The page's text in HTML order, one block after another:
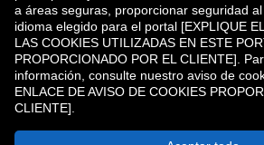
a áreas seguras, proporcionar seguridad
idioma elegido para el portal [EXPLIQUE
LAS COOKIES UTILIZADAS EN ESTE
PROPORCIONADO POR EL CLIENTE].
información, consulte nuestro aviso de
ENLACE DE AVISO DE COOKIES
CLIENTE].
¿No tiene una cuenta?Registrar